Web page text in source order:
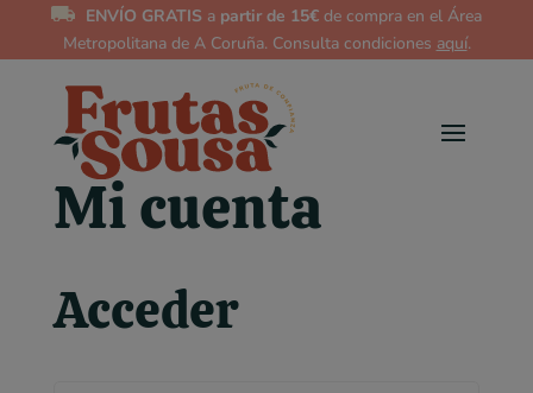
ENVÍO GRATIS a partir de 15€ de compra en el Área
Metropolitana de A Coruña. Consulta condiciones aquí.
Mi cuenta
Acceder